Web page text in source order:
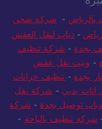
بالرياض - شركة شحن
-دباب لنقل العفش
بجدة - شركة تنظيف
- ونيت نقل عفش
بجدة - تنظيف خزانات
بدبي - شركة نقل
دباب توصيل بجدة - شركة
شركة تنظيف بالباحة -